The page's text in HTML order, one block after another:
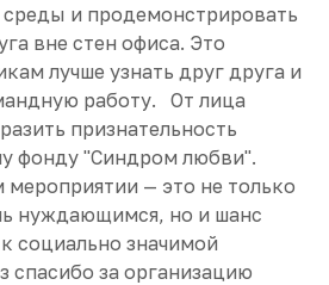
и продемонстрировать
вне стен офиса. Это
лучше узнать друг друга и
работу. От лица
признательность
фонду "Синдром любви".
— это не только
нуждающимся, но и шанс
социально значимой
спасибо за организацию